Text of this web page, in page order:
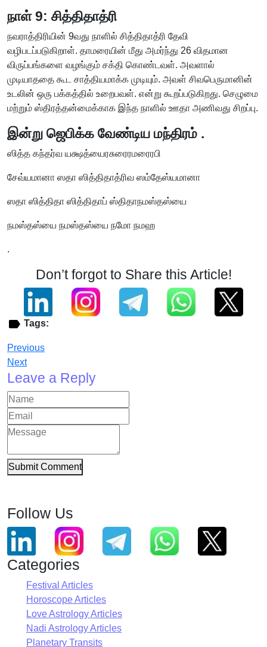
நாள் 9: சித்திதாத்ரி
நவராத்திரியின் 9வது நாளில் சித்திதாத்ரி தேவி
வழிபடப்படுகிறாள். தாமரையின் மீது அமர்ந்து 26 விதமான
விருப்பங்களை வழங்கும் சக்தி கொண்டவள். அவளால்
முடியாததை கூட சாத்தியமாக்க முடியும். அவள் சிவபெருமானின்
உடலின் ஒரு பக்கத்தில் உறைபவள். என்று கூறப்படுகிறது. செழுமை
மற்றும் ஸ்திரத்தன்மைக்காக இந்த நாளில் ஊதா அணிவது சிறப்பு.
இன்று ஜெபிக்க வேண்டிய மந்திரம் .
ஸித்த கந்தர்வ யக்ஷத்யைரசுரைரமரைரபி
சேவ்யமானா ஸதா ஸித்திதாத்ரிவ ஸம்தேஸ்யமானா
ஸதா ஸித்திதா ஸித்திதாப் ஸ்திதாநமஸ்தஸ்யை
நமஸ்தஸ்யை நமஸ்தஸ்யை நமோ நமஹ
.
Don’t forgot to Share this Article!
Tags:
Previous
Next
Leave a Reply
Submit Comment
Follow Us
Categories
Festival Articles
Horoscope Articles
Love Astrology Articles
Nadi Astrology Articles
Planetary Transits